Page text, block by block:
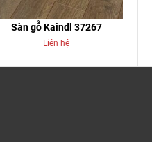
Sàn gỗ Kaindl 37267
Liên hệ